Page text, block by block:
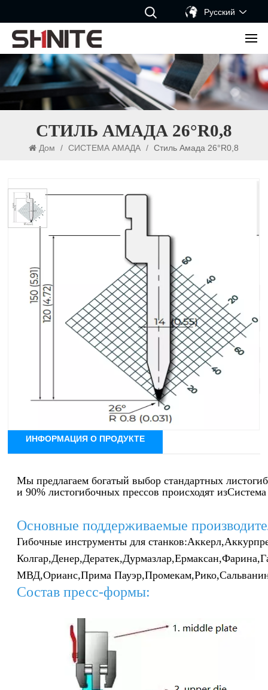
Русский
СТИЛЬ АМАДА 26°R0,8
Дом / СИСТЕМА АМАДА / Стиль Амада 26°R0,8
Система инструментов: Система Амада
Угол: 26°
Радиус: Р0,8 мм
Эффективная высота: 128 мм
Общая высота: 158 мм
Максимальная нагрузка: 800кН/м
ИНФОРМАЦИЯ О ПРОДУКТЕ
Мы предлагаем богатый выбор стандартных
и 90% листогибочных прессов происходят из
Основные поддерживаемые
Гибочные инструменты для станков:Аккерл,
Колгар,Денер,Дератек,Дурмазлар,Ермаксан,Фарина,
МВД,Орианс,Прима Пауэр,Промекам,Рико,
Состав пресс-формы: